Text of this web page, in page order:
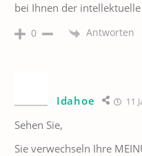
bei Ihnen der
0 Antworten
Idahoe 11
Sehen Sie,
Sie verwechseln Ihre